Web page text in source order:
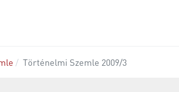
Történelmi Szemle 2009/3